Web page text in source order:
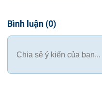
Bình luận (0)